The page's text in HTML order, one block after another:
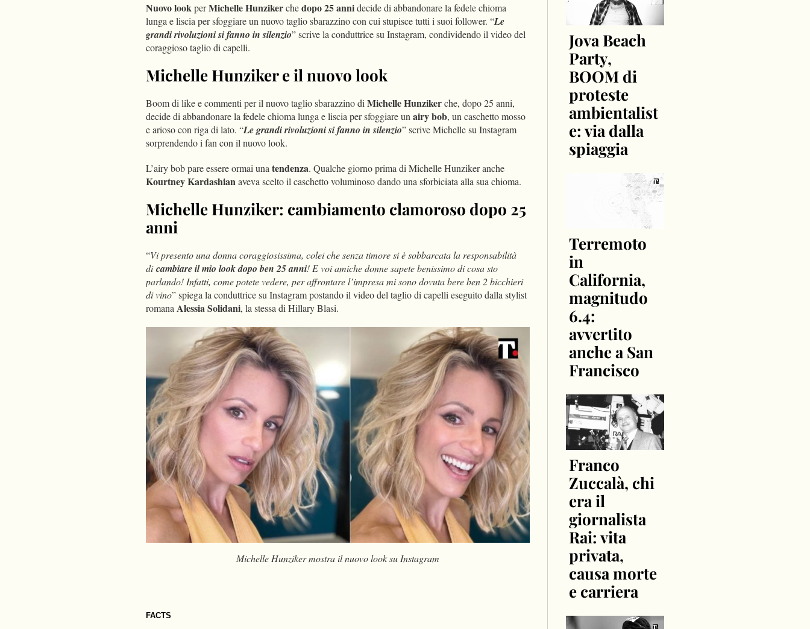
FACTS
Nuovo lookperMichelle Hunzikerchedopo 25 annidecide di abbandonare la fedele chioma
lunga e liscia per sfoggiare un nuovo taglio sbarazzino con cui stupisce tutti i suoi follower. “Le
grandi rivoluzioni si fanno in silenzio” scrive la conduttrice su Instagram, condividendo il video del
coraggioso taglio di capelli.
Michelle Hunziker e il nuovo look
Boom di like e commenti per il nuovo taglio sbarazzino diMichelle Hunzikerche, dopo 25 anni,
decide di abbandonare la fedele chioma lunga e liscia per sfoggiare unairy bob, un caschetto mosso
e arioso con riga di lato. “Le grandi rivoluzioni si fanno in silenzio” scrive Michelle su Instagram
sorprendendo i fan con il nuovo look.
L’airy bob pare essere ormai unatendenza. Qualche giorno prima di Michelle Hunziker anche
Kourtney Kardashianaveva scelto il caschetto voluminoso dando una sforbiciata alla sua chioma.
Michelle Hunziker: cambiamento clamoroso dopo 25
anni
“Vi presento una donna coraggiosissima, colei che senza timore si è sobbarcata la responsabilità
dicambiare il mio look dopo ben 25 anni! E voi amiche donne sapete benissimo di cosa sto
parlando! Infatti, come potete vedere, per affrontare l’impresa mi sono dovuta bere ben 2 bicchieri
di vino” spiega la conduttrice su Instagram postando il video del taglio di capelli eseguito dalla stylist
romanaAlessia Solidani, la stessa di Hillary Blasi.
Michelle Hunziker mostra il nuovo look su Instagram
Jova Beach
Party,
BOOM di
proteste
ambientalist
e: via dalla
spiaggia
Terremoto
in
California,
magnitudo
6.4:
avvertito
anche a San
Francisco
Franco
Zuccalà, chi
era il
giornalista
Rai: vita
privata,
causa morte
e carriera